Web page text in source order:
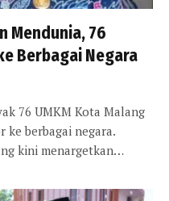
Mendunia, 76
Berbagai Negara
76 UMKM Kota Malang
ke berbagai negara.
kini menargetkan…